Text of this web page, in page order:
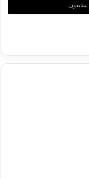
متابعون